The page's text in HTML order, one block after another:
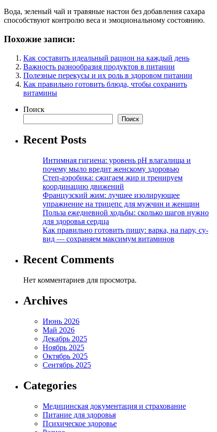
Вода, зеленый чай и травяные настои без добавления сахара
способствуют контролю веса и эмоциональному состоянию.
Похожие записи:
Как составить идеальный рацион на каждый день
Важность разнообразия продуктов в питании
Полезные перекусы и их роль в здоровом питании
Как правильно готовить блюда, чтобы сохранить
витамины
Поиск
Поиск
Recent Posts
Интимная гигиена: уровень pH влагалища и
почему мыло вредит женскому здоровью
Степ-аэробика: сжигаем жир и тренируем
координацию движений
Французский жим: лучшее изолирующее
упражнение на трицепс для мужчин и женщин
Польза ежедневной ходьбы: сколько шагов нужно
для здоровья сердца
Как правильно готовить пищу: варка, на пару, су-
вид — сохраняем максимум витаминов
Recent Comments
Нет комментариев для просмотра.
Archives
Июнь 2026
Май 2026
Декабрь 2025
Ноябрь 2025
Октябрь 2025
Сентябрь 2025
Categories
Медицинская документация и страхование
Питание для здоровья
Психическое здоровье